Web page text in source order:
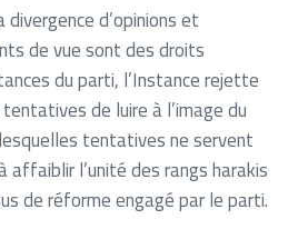
d’opinions et
de vue sont des droits
du parti, l’Instance rejette
de luire à l’image du
tentatives ne servent
l’unité des rangs harakis
de réforme engagé par le parti.